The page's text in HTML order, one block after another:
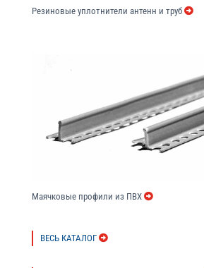
Резиновые уплотнители антенн и труб
Маячковые профили из ПВХ
ВЕСЬ КАТАЛОГ